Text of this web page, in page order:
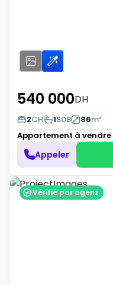
540 000DH
2CH 1SDB 86m²
Appartement à vendre
Appeler
Vérifié par agenz